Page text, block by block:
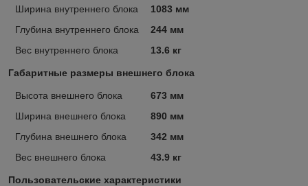
Ширина внутреннего блока
1083 мм
Глубина внутреннего блока
244 мм
Вес внутреннего блока
13.6 кг
Габаритные размеры внешнего блока
Высота внешнего блока
673 мм
Ширина внешнего блока
890 мм
Глубина внешнего блока
342 мм
Вес внешнего блока
43.9 кг
Пользовательские характеристики